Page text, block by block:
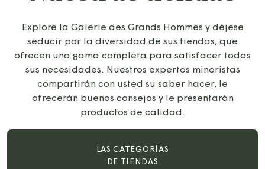
Explore la Galerie des Grands Hommes y déjese
seducir por la diversidad de sus tiendas, que
ofrecen una gama completa para satisfacer todas
sus necesidades. Nuestros expertos minoristas
compartirán con usted su saber hacer, le
ofrecerán buenos consejos y le presentarán
productos de calidad.
LAS CATEGORÍAS
DE TIENDAS